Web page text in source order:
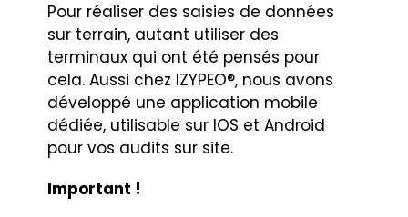
Pour réaliser des saisies de données
sur terrain, autant utiliser des
terminaux qui ont été pensés pour
cela. Aussi chez IZYPEO®, nous avons
développé une application mobile
dédiée, utilisable sur IOS et Android
pour vos audits sur site.
Important !